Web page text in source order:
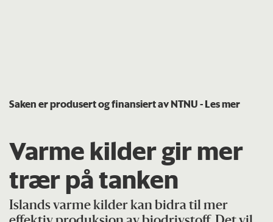
Saken er produsert og finansiert av NTNU- Les mer
Varme kilder gir mer
trær på tanken
Islands varme kilder kan bidra til mer